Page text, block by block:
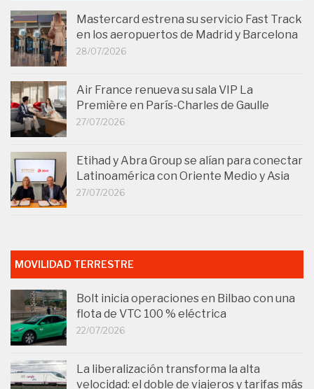
Mastercard estrena su servicio Fast Track
en los aeropuertos de Madrid y Barcelona
28/07/2026
Air France renueva su sala VIP La
Première en París-Charles de Gaulle
27/07/2026
Etihad y Abra Group se alían para conectar
Latinoamérica con Oriente Medio y Asia
27/07/2026
MOVILIDAD TERRESTRE
Bolt inicia operaciones en Bilbao con una
flota de VTC 100 % eléctrica
22/07/2026
La liberalización transforma la alta
velocidad: el doble de viajeros y tarifas más